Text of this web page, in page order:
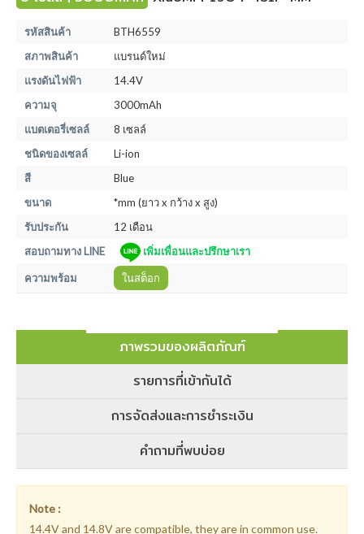
รหัสสินค้า
BTH6559
สภาพสินค้า
แบรนด์ใหม่
แรงดันไฟฟ้า
14.4V
ความจุ
3000mAh
แบตเตอรี่เซลล์
8 เซลล์
ชนิดของเซลล์
Li-ion
สี
Blue
ขนาด
*mm (ยาว x กว้าง x สูง)
รับประกัน
12 เดือน
สอบถามทาง LINE
เพิ่มเพื่อนและปรึกษาเรา
ความพร้อม ในสต็อก
ภาพรวมของผลิตภัณฑ์
รายการที่เข้ากันได้
การจัดส่งและการชำระเงิน
คำถามที่พบบ่อย
Note :
14.4V and 14.8V are compatible, they are in common use.